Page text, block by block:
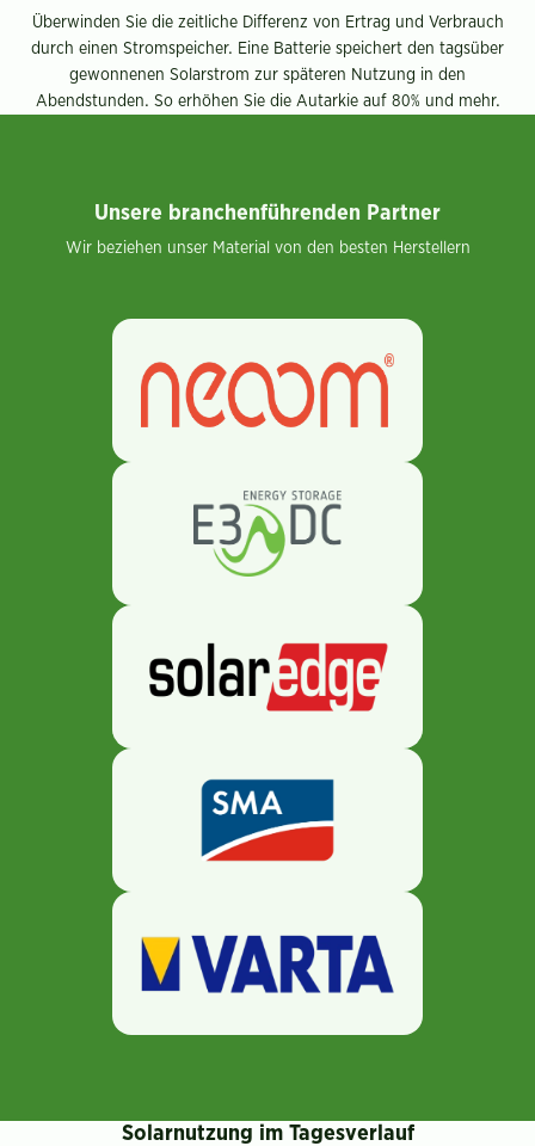
Überwinden Sie die zeitliche Differenz von Ertrag und Verbrauch
durch einen Stromspeicher. Eine Batterie speichert den tagsüber
gewonnenen Solarstrom zur späteren Nutzung in den
Abendstunden. So erhöhen Sie die Autarkie auf 80% und mehr.
Unsere branchenführenden Partner
Wir beziehen unser Material von den besten Herstellern
Solarnutzung im Tagesverlauf